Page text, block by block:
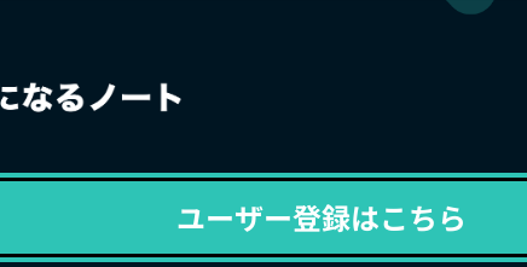
ユーザー登録はこちら